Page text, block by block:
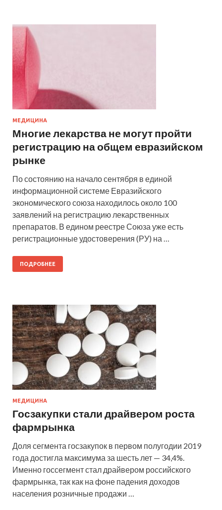
МЕДИЦИНА
Многие лекарства не могут пройти
регистрацию на общем евразийском
рынке
По состоянию на начало сентября в единой
информационной системе Евразийского
экономического союза находилось около 100
заявлений на регистрацию лекарственных
препаратов. В едином реестре Союза уже есть
регистрационные удостоверения (РУ) на …
ПОДРОБНЕЕ
МЕДИЦИНА
Госзакупки стали драйвером роста
фармрынка
Доля сегмента госзакупок в первом полугодии 2019
года достигла максимума за шесть лет — 34,4%.
Именно госсегмент стал драйвером российского
фармрынка, так как на фоне падения доходов
населения розничные продажи …